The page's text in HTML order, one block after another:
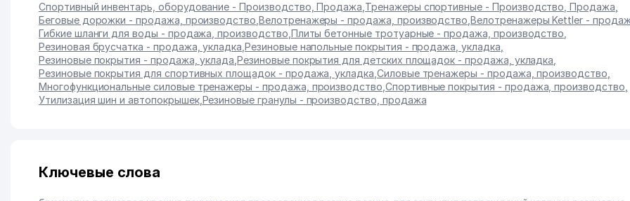
Спортивный инвентарь, оборудование - Производство, Продажа Тренажеры спортивные - Производство, Продажа
Беговые дорожки - продажа, производство ,Велотренажеры - продажа, производство ,Велотренажеры Kettler -
Гибкие шланги для воды - продажа, производство Плиты бетонные тротуарные - продажа, производство
Резиновая брусчатка - продажа, укладка ,Резиновые напольные покрытия - продажа, укладка
Резиновые покрытия - продажа, уклада ,Резиновые покрытия для детских площадок - продажа, укладка
Резиновые покрытия для спортивных площадок - продажа, укладка Силовые тренажеры - продажа, производство
Многофункциональные силовые тренажеры - продажа, производство Спортивные покрытия - продажа, производство
Утилизация шин и автопокрышек, Резиновые гранулы - производство, продажа
Ключевые слова